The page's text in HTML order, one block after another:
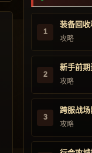
1
装备回
攻略
2
新手前
攻略
3
跨服战
攻略